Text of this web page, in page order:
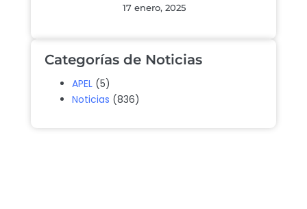
17 enero, 2025
Categorías de Noticias
APEL (5)
Noticias (836)